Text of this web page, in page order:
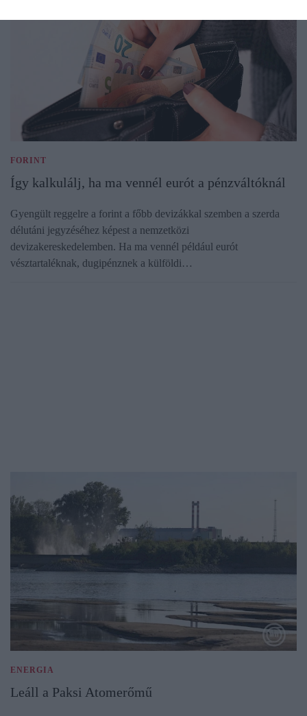
FORINT
Így kalkulálj, ha ma vennél eurót a pénzváltóknál
Gyengült reggelre a forint a főbb devizákkal szemben a szerda
délutáni jegyzéséhez képest a nemzetközi
devizakereskedelemben. Ha ma vennél például eurót
vésztartaléknak, dugipénznek a külföldi…
ENERGIA
Leáll a Paksi Atomerőmű